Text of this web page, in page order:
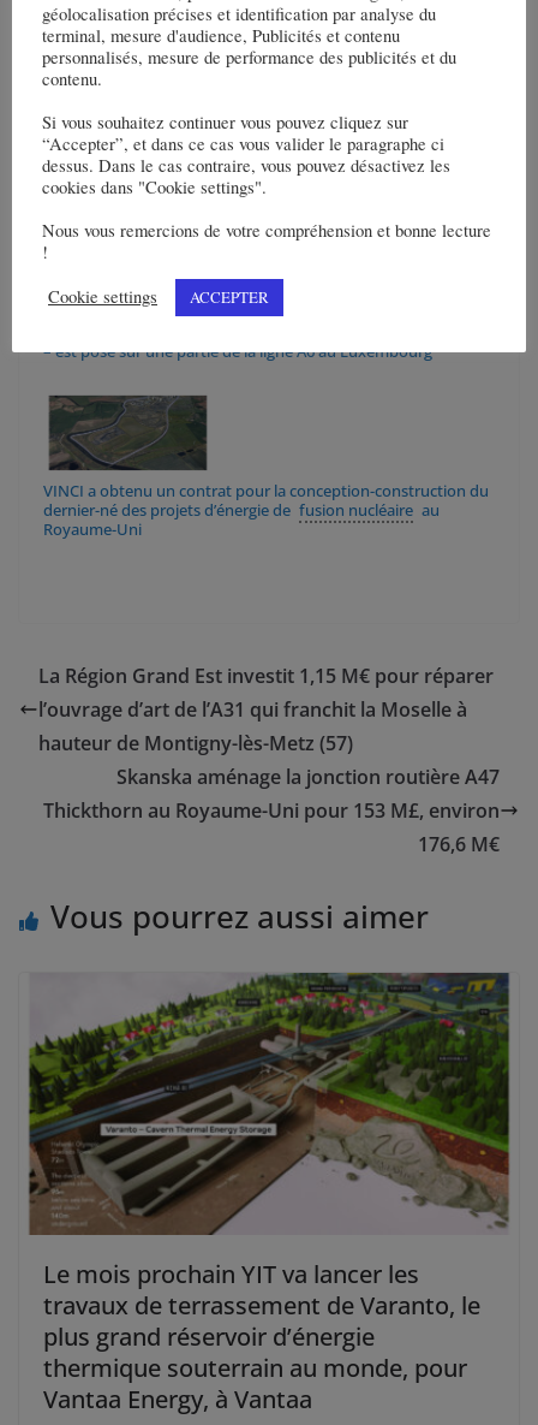
construction d’un ensemble d’infrastructure destiné au projet
HS2 au Royaume-Uni
VINCI va améliorer la principale station de traitement des eaux
de Prague
– est posé sur une partie de la ligne A6 au Luxembourg
VINCI a obtenu un contrat pour la conception-construction du
dernier-né des projets d’énergie de fusion nucléaire au
Royaume-Uni
La Région Grand Est investit 1,15 M€ pour réparer
l’ouvrage d’art de l’A31 qui franchit la Moselle à
hauteur de Montigny-lès-Metz (57)
Skanska aménage la jonction routière A47
Thickthorn au Royaume-Uni pour 153 M£, environ
176,6 M€
Vous pourrez aussi aimer
Le mois prochain YIT va lancer les
travaux de terrassement de Varanto, le
plus grand réservoir d’énergie
thermique souterrain au monde, pour
Vantaa Energy, à Vantaa
géolocalisation précises et identification par analyse du
terminal, mesure d'audience, Publicités et contenu
personnalisés, mesure de performance des publicités et du
contenu.
Si vous souhaitez continuer vous pouvez cliquez sur
“Accepter”, et dans ce cas vous valider le paragraphe ci
dessus. Dans le cas contraire, vous pouvez désactivez les
cookies dans "Cookie settings".
Nous vous remercions de votre compréhension et bonne lecture
!
Cookie settings
ACCEPTER